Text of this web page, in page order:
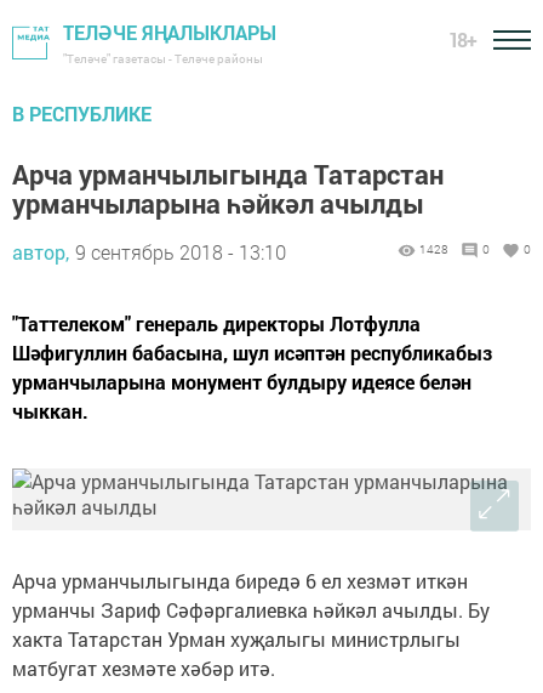
ТЕЛӘЧЕ ЯҢАЛЫКЛАРЫ
"Теләче" газетасы - Теләче районы
18+
В РЕСПУБЛИКЕ
Арча урманчылыгында Татарстан
урманчыларына һәйкәл ачылды
автор, 9 сентябрь 2018 - 13:10 1428 0 0
"Таттелеком" генераль директоры Лотфулла
Шәфигуллин бабасына, шул исәптән республикабыз
урманчыларына монумент булдыру идеясе белән
чыккан.
Арча урманчылыгында биредә 6 ел хезмәт иткән
урманчы Зариф Сәфәргалиевка һәйкәл ачылды. Бу
хакта Татарстан Урман хуҗалыгы министрлыгы
матбугат хезмәте хәбәр итә.